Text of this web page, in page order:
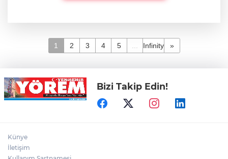
1 2 3 4 5 Infinity »
Bizi Takip Edin!
Künye
İletişim